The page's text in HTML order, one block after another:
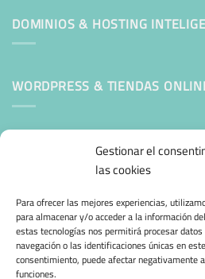
Gestionar el
las cookies
Para ofrecer las mejores experiencias,
para almacenar y/o acceder a la información
estas tecnologías nos permitirá procesar
navegación o las identificaciones únicas en
consentimiento, puede afectar negativamente
funciones.
DOMINIOS & HOSTING
WORDPRESS & TIENDAS
Mantenimiento Web WordPress
SEGURIDAD E
CONFIANZA &